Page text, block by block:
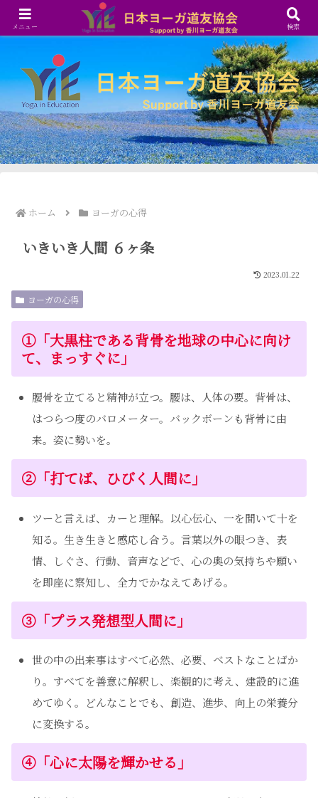
ホーム ヨーガの心得
いきいき人間 ６ヶ条
2023.01.22
ヨーガの心得
①「大黒柱である背骨を地球の中心に向け
て、まっすぐに」
腰骨を立てると精神が立つ。腰は、人体の要。背骨は、
はつらつ度のバロメーター。バックボーンも背骨に由
来。姿に勢いを。
②「打てば、ひびく人間に」
ツーと言えば、カーと理解。以心伝心、一を聞いて十を
知る。生き生きと感応し合う。言葉以外の眼つき、表
情、しぐさ、行動、音声などで、心の奥の気持ちや願い
を即座に察知し、全力でかなえてあげる。
③「プラス発想型人間に」
世の中の出来事はすべて必然、必要、ベストなことばか
り。すべてを善意に解釈し、楽観的に考え、建設的に進
めてゆく。どんなことでも、創造、進歩、向上の栄養分
に変換する。
④「心に太陽を輝かせる」
メニュー 検索